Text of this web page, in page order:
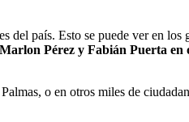
país. Esto se puede ver en los
Pérez y Fabián Puerta en
o en otros miles de